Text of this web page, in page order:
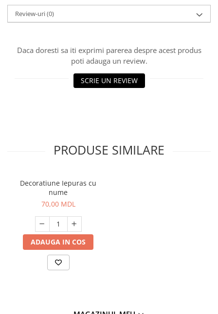
Review-uri(0)
Daca doresti sa iti exprimi parerea despre acest produs
poti adauga un review.
SCRIE UN REVIEW
PRODUSE SIMILARE
Decoratiune Iepuras cu
nume
70,00 MDL
ADAUGA IN COS